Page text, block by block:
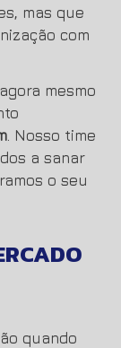
mas que
com
mesmo
. Nosso time
a sanar
o seu
quando